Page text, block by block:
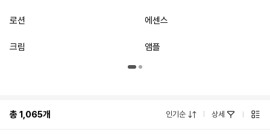
로션 에센스
크림 앰플
총1,065개 인기순 상세